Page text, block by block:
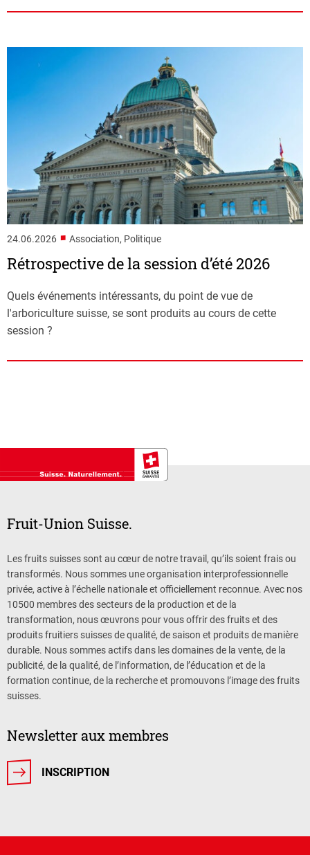
24.06.2026 ■ Association, Politique
Rétrospective de la session d’été 2026
Quels événements intéressants, du point de vue de
l'arboriculture suisse, se sont produits au cours de cette
session ?
Fruit-Union Suisse.
Les fruits suisses sont au cœur de notre travail, qu’ils soient frais ou
transformés. Nous sommes une organisation interprofessionnelle
privée, active à l’échelle nationale et officiellement reconnue. Avec nos
10500 membres des secteurs de la production et de la
transformation, nous œuvrons pour vous offrir des fruits et des
produits fruitiers suisses de qualité, de saison et produits de manière
durable. Nous sommes actifs dans les domaines de la vente, de la
publicité, de la qualité, de l’information, de l’éducation et de la
formation continue, de la recherche et promouvons l’image des fruits
suisses.
Newsletter aux membres
INSCRIPTION